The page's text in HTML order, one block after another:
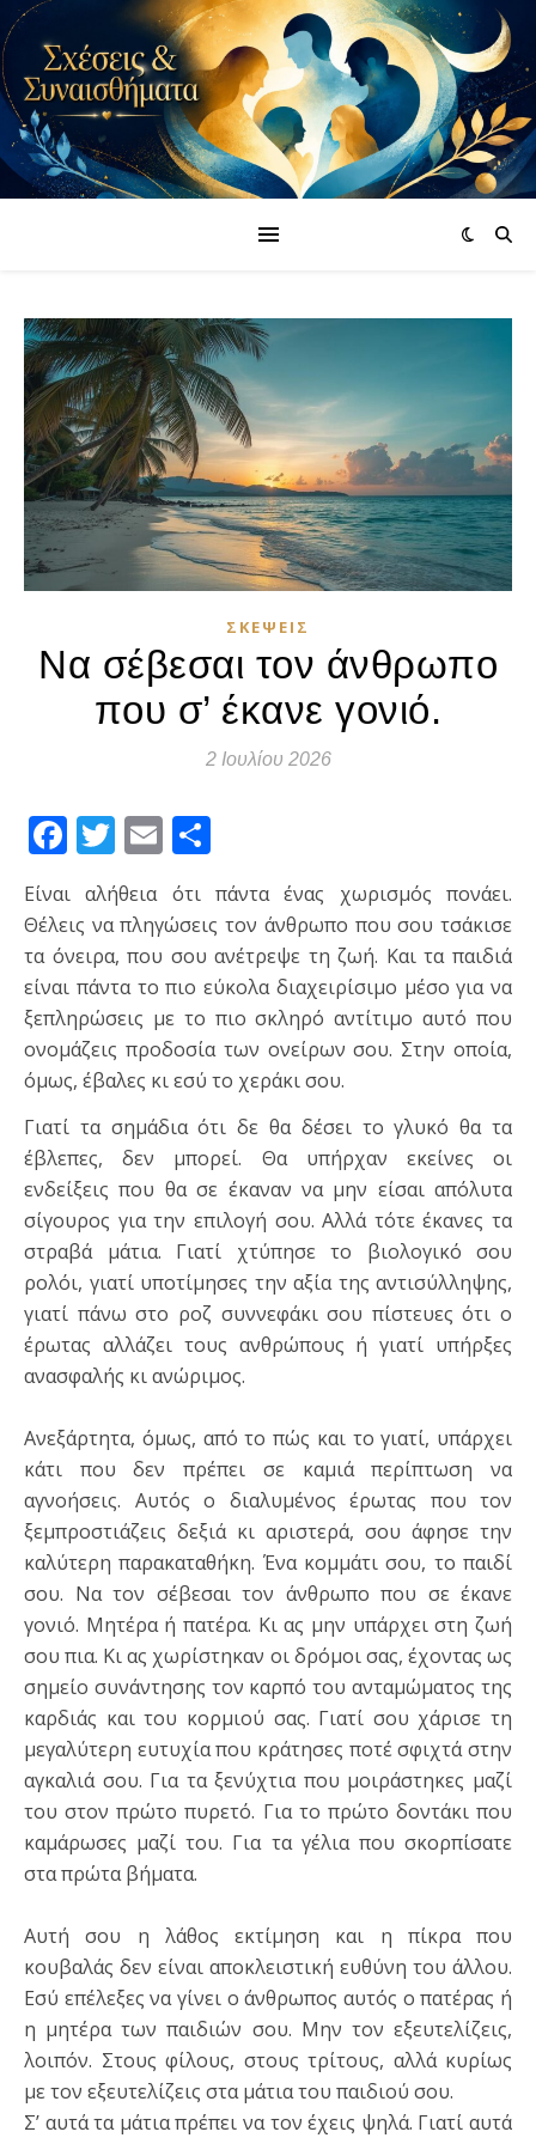
ΣΚΈΨΕΙΣ
Να σέβεσαι τον άνθρωπο
που σ’ έκανε γονιό.
2 Ιουλίου 2026
Facebook
Twitter
Email
Είναι αλήθεια ότι πάντα ένας χωρισμός πονάει.
Θέλεις να πληγώσεις τον άνθρωπο που σου τσάκισε
τα όνειρα, που σου ανέτρεψε τη ζωή. Και τα παιδιά
είναι πάντα το πιο εύκολα διαχειρίσιμο μέσο για να
ξεπληρώσεις με το πιο σκληρό αντίτιμο αυτό που
ονομάζεις προδοσία των ονείρων σου. Στην οποία,
όμως, έβαλες κι εσύ το χεράκι σου.
Γιατί τα σημάδια ότι δε θα δέσει το γλυκό θα τα
έβλεπες, δεν μπορεί. Θα υπήρχαν εκείνες οι
ενδείξεις που θα σε έκαναν να μην είσαι απόλυτα
σίγουρος για την επιλογή σου. Αλλά τότε έκανες τα
στραβά μάτια. Γιατί χτύπησε το βιολογικό σου
ρολόι, γιατί υποτίμησες την αξία της αντισύλληψης,
γιατί πάνω στο ροζ συννεφάκι σου πίστευες ότι ο
έρωτας αλλάζει τους ανθρώπους ή γιατί υπήρξες
ανασφαλής κι ανώριμος.
Ανεξάρτητα, όμως, από το πώς και το γιατί, υπάρχει
κάτι που δεν πρέπει σε καμιά περίπτωση να
αγνοήσεις. Αυτός ο διαλυμένος έρωτας που τον
ξεμπροστιάζεις δεξιά κι αριστερά, σου άφησε την
καλύτερη παρακαταθήκη. Ένα κομμάτι σου, το παιδί
σου. Να τον σέβεσαι τον άνθρωπο που σε έκανε
γονιό. Μητέρα ή πατέρα. Κι ας μην υπάρχει στη ζωή
σου πια. Κι ας χωρίστηκαν οι δρόμοι σας, έχοντας ως
σημείο συνάντησης τον καρπό του ανταμώματος της
καρδιάς και του κορμιού σας. Γιατί σου χάρισε τη
μεγαλύτερη ευτυχία που κράτησες ποτέ σφιχτά στην
αγκαλιά σου. Για τα ξενύχτια που μοιράστηκες μαζί
του στον πρώτο πυρετό. Για το πρώτο δοντάκι που
καμάρωσες μαζί του. Για τα γέλια που σκορπίσατε
στα πρώτα βήματα.
Αυτή σου η λάθος εκτίμηση και η πίκρα που
κουβαλάς δεν είναι αποκλειστική ευθύνη του άλλου.
Εσύ επέλεξες να γίνει ο άνθρωπος αυτός ο πατέρας ή
η μητέρα των παιδιών σου. Μην τον εξευτελίζεις,
λοιπόν. Στους φίλους, στους τρίτους, αλλά κυρίως
με τον εξευτελίζεις στα μάτια του παιδιού σου.
Σ’ αυτά τα μάτια πρέπει να τον έχεις ψηλά. Γιατί αυτά